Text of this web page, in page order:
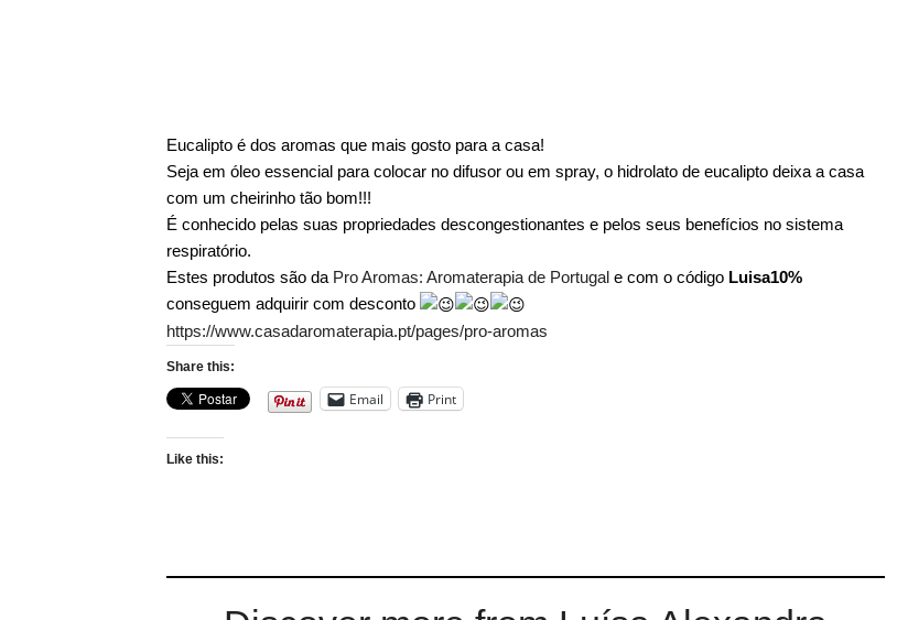
Eucalipto é dos aromas que mais gosto para a casa!
Seja em óleo essencial para colocar no difusor ou em spray, o hidrolato de eucalipto deixa a casa
com um cheirinho tão bom!!!
É conhecido pelas suas propriedades descongestionantes e pelos seus benefícios no sistema
respiratório.
Estes produtos são da Pro Aromas: Aromaterapia de Portugale com o código Luisa10%
conseguem adquirir com desconto
https://www.casadaromaterapia.pt/pages/pro-aromas
Share this:
Email Print
Like this: